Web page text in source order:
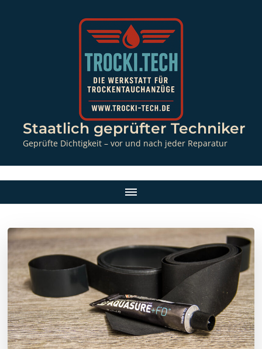
Staatlich geprüfter Techniker
Geprüfte Dichtigkeit – vor und nach jeder Reparatur